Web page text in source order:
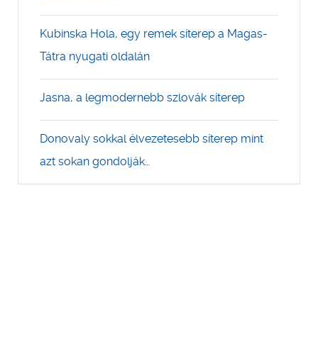
Kubinska Hola, egy remek síterep a Magas-
Tátra nyugati oldalán
Jasna, a legmodernebb szlovák síterep
Donovaly sokkal élvezetesebb síterep mint
azt sokan gondolják…